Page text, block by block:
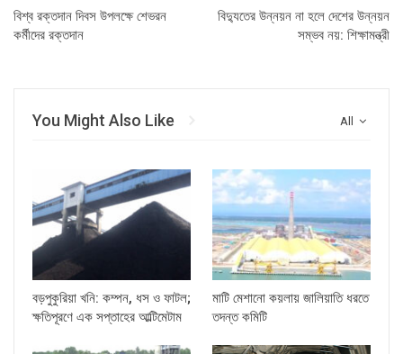
বিশ্ব রক্তদান দিবস উপলক্ষে শেভরন
কর্মীদের রক্তদান
বিদ্যুতের উন্নয়ন না হলে দেশের উন্নয়ন
সম্ভব নয়: শিক্ষামন্ত্রী
All
You Might Also Like
বড়পুকুরিয়া খনি: কম্পন, ধস ও ফাটল;
ক্ষতিপূরণে এক সপ্তাহের আল্টিমেটাম
মাটি মেশানো কয়লায় জালিয়াতি ধরতে
তদন্ত কমিটি